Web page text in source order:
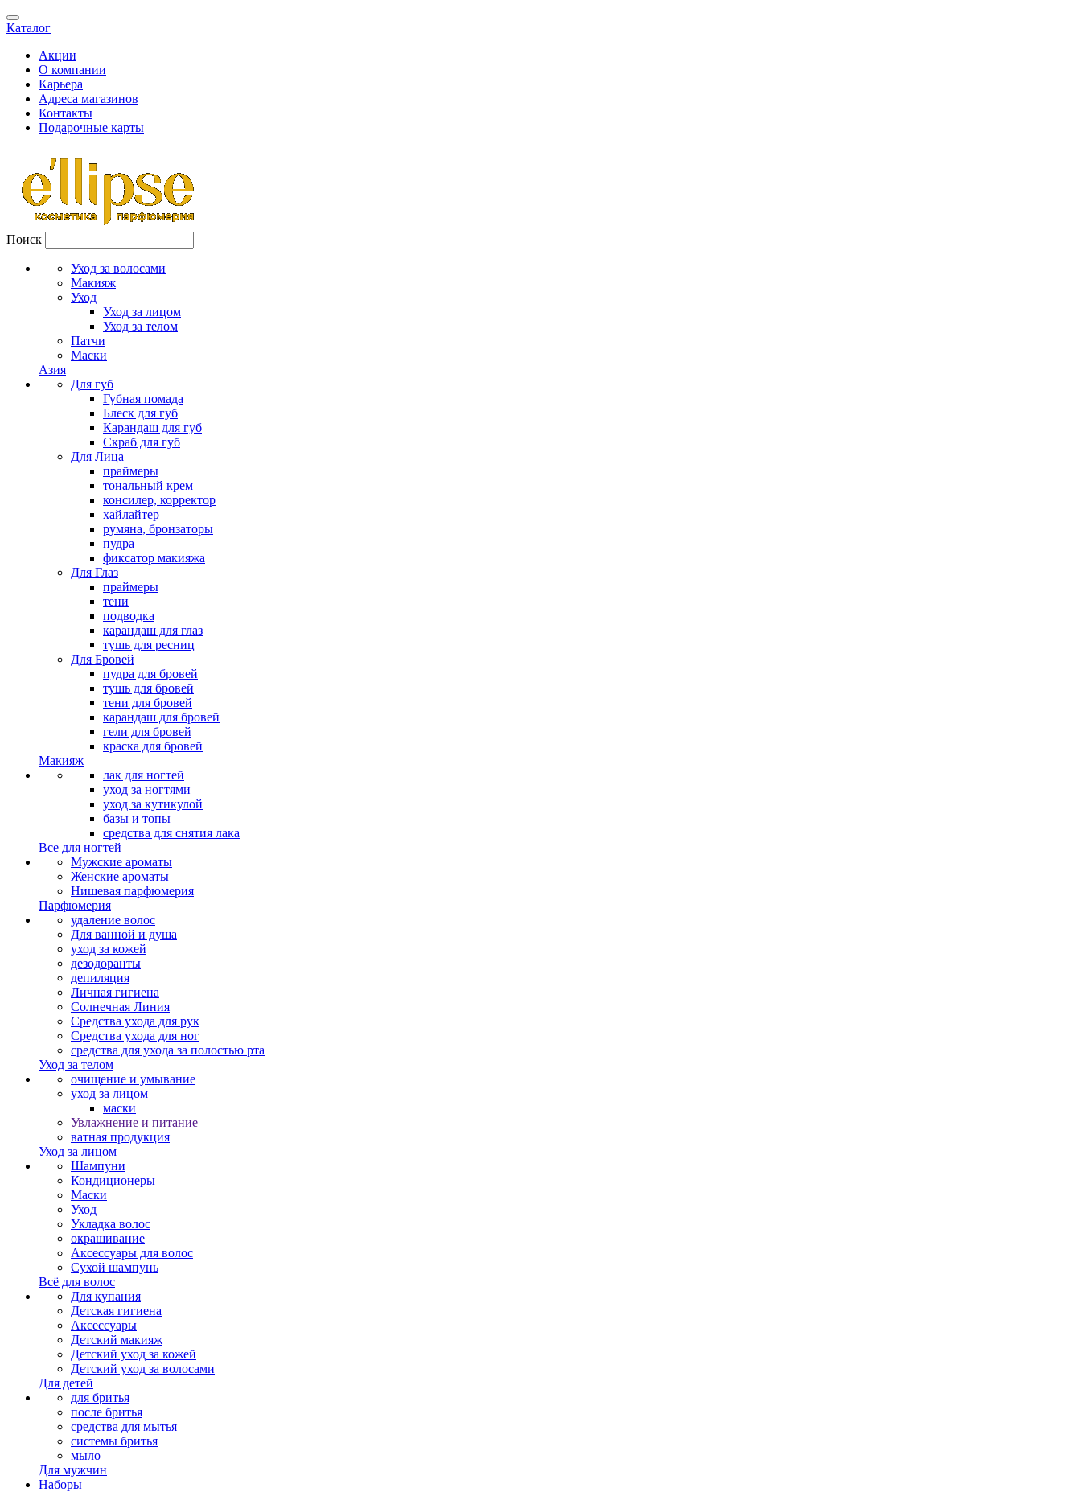
Каталог
Акции
О компании
Карьера
Адреса магазинов
Контакты
Подарочные карты
Поиск
Уход за волосами
Макияж
Уход
Уход за лицом
Уход за телом
Патчи
Маски
Азия
Для губ
Губная помада
Блеск для губ
Карандаш для губ
Скраб для губ
Для Лица
праймеры
тональный крем
консилер, корректор
хайлайтер
румяна, бронзаторы
пудра
фиксатор макияжа
Для Глаз
праймеры
тени
подводка
карандаш для глаз
тушь для ресниц
Для Бровей
пудра для бровей
тушь для бровей
тени для бровей
карандаш для бровей
гели для бровей
краска для бровей
Макияж
лак для ногтей
уход за ногтями
уход за кутикулой
базы и топы
средства для снятия лака
Все для ногтей
Мужские ароматы
Женские ароматы
Нишевая парфюмерия
Парфюмерия
удаление волос
Для ванной и душа
уход за кожей
дезодоранты
депиляция
Личная гигиена
Солнечная Линия
Средства ухода для рук
Средства ухода для ног
средства для ухода за полостью рта
Уход за телом
очищение и умывание
уход за лицом
маски
Увлажнение и питание
ватная продукция
Уход за лицом
Шампуни
Кондиционеры
Маски
Уход
Укладка волос
окрашивание
Аксессуары для волос
Сухой шампунь
Всё для волос
Для купания
Детская гигиена
Аксессуары
Детский макияж
Детский уход за кожей
Детский уход за волосами
Для детей
для бритья
после бритья
средства для мытья
системы бритья
мыло
Для мужчин
Наборы